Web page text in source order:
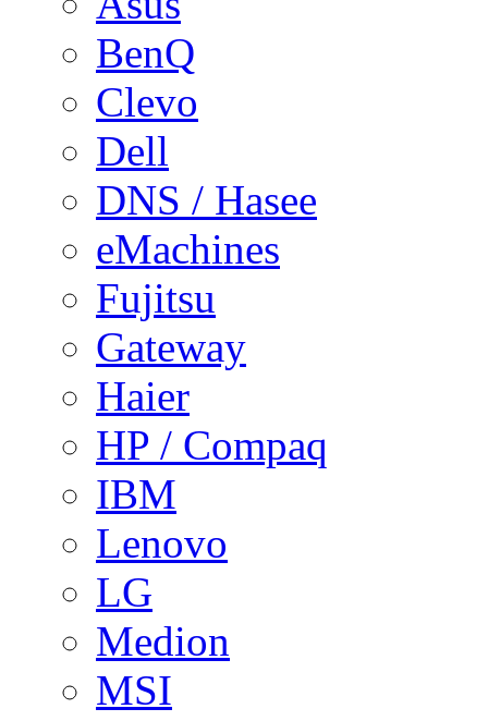
BenQ
Clevo
Dell
DNS / Hasee
eMachines
Fujitsu
Gateway
Haier
HP / Compaq
IBM
Lenovo
LG
Medion
MSI